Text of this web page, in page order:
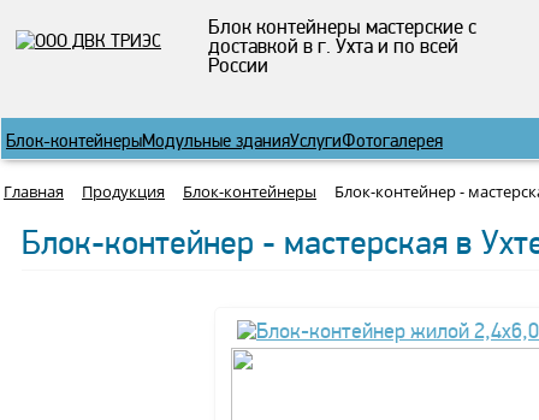
Блок контейнеры мастерские с
доставкой в г. Ухта и по всей
России
Блок-контейнерыМодульные зданияУслугиФотогалерея
Главная Продукция Блок-контейнеры Блок-контейнер -
Блок-контейнер - мастерская в